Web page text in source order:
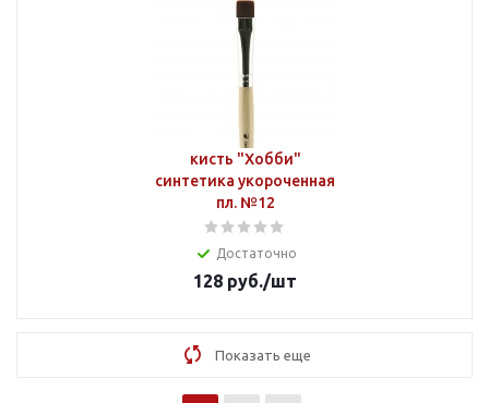
кисть "Хобби"
синтетика укороченная
пл. №12
Достаточно
128 руб./шт
Показать еще